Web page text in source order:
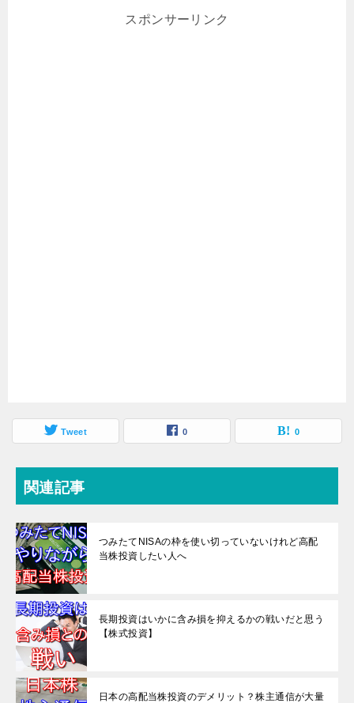
スポンサーリンク
Tweet 0 0
関連記事
つみたてNISAの枠を使い切っていないけれど高配
当株投資したい人へ
長期投資はいかに含み損を抑えるかの戦いだと思う
【株式投資】
日本の高配当株投資のデメリット？株主通信が大量